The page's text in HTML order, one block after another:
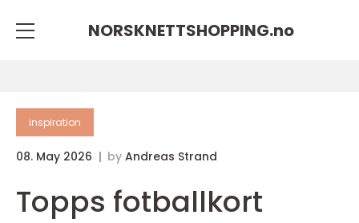
NORSKNETTSHOPPING.no
inspiration
08. May 2026 by Andreas Strand
Topps fotballkort